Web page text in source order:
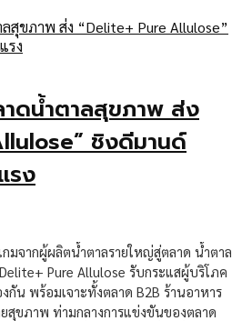
าดน้ำตาลสุขภาพ ส่ง
ชิงดีมานด์
รง
กมจากผู้ผลิตน้ำตาลรายใหญ่สู่ตลาด น้ำตาล
Pure Allulose รับกระแสผู้บริโภค
น พร้อมเจาะทั้งตลาด B2B ร้านอาหาร
สุขภาพ ท่ามกลางการแข่งขันของตลาด